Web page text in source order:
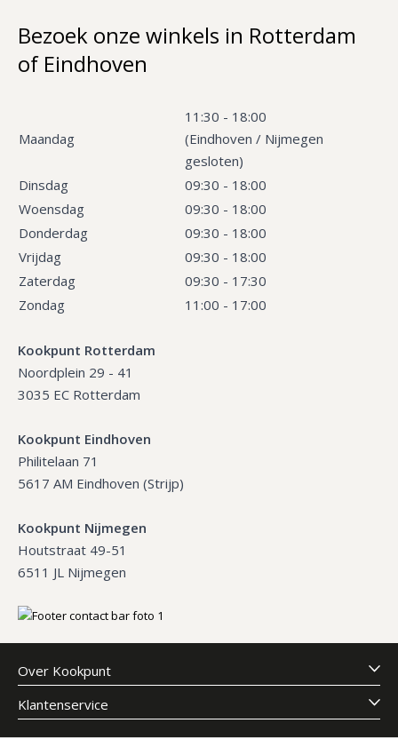
Bezoek onze winkels in Rotterdam
of Eindhoven
Maandag
11:30 - 18:00
(Eindhoven / Nijmegen
gesloten)
Dinsdag
09:30 - 18:00
Woensdag
09:30 - 18:00
Donderdag
09:30 - 18:00
Vrijdag
09:30 - 18:00
Zaterdag
09:30 - 17:30
Zondag
11:00 - 17:00
Kookpunt Rotterdam
Noordplein 29 - 41
3035 EC Rotterdam
Kookpunt Eindhoven
Philitelaan 71
5617 AM Eindhoven (Strijp)
Kookpunt Nijmegen
Houtstraat 49-51
6511 JL Nijmegen
Over Kookpunt
Klantenservice